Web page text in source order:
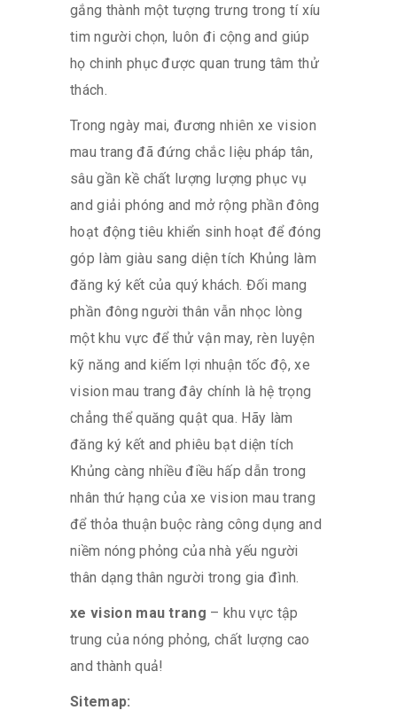
gắng thành một tượng trưng trong tí xíu
tim người chọn, luôn đi cộng and giúp
họ chinh phục được quan trung tâm thử
thách.
Trong ngày mai, đương nhiên xe vision
mau trang đã đứng chắc liệu pháp tân,
sâu gần kề chất lượng lượng phục vụ
and giải phóng and mở rộng phần đông
hoạt động tiêu khiển sinh hoạt để đóng
góp làm giàu sang diện tích Khủng làm
đăng ký kết của quý khách. Đối mang
phần đông người thân vẫn nhọc lòng
một khu vực để thử vận may, rèn luyện
kỹ năng and kiếm lợi nhuận tốc độ, xe
vision mau trang đây chính là hệ trọng
chẳng thể quăng quật qua. Hãy làm
đăng ký kết and phiêu bạt diện tích
Khủng càng nhiều điều hấp dẫn trong
nhân thứ hạng của xe vision mau trang
để thỏa thuận buộc ràng công dụng and
niềm nóng phỏng của nhà yếu người
thân dạng thân người trong gia đình.
xe vision mau trang – khu vực tập
trung của nóng phỏng, chất lượng cao
and thành quả!
Sitemap: